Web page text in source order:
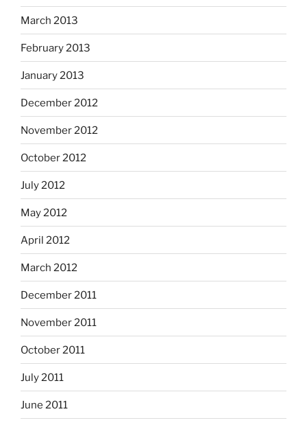
March 2013
February 2013
January 2013
December 2012
November 2012
October 2012
July 2012
May 2012
April 2012
March 2012
December 2011
November 2011
October 2011
July 2011
June 2011